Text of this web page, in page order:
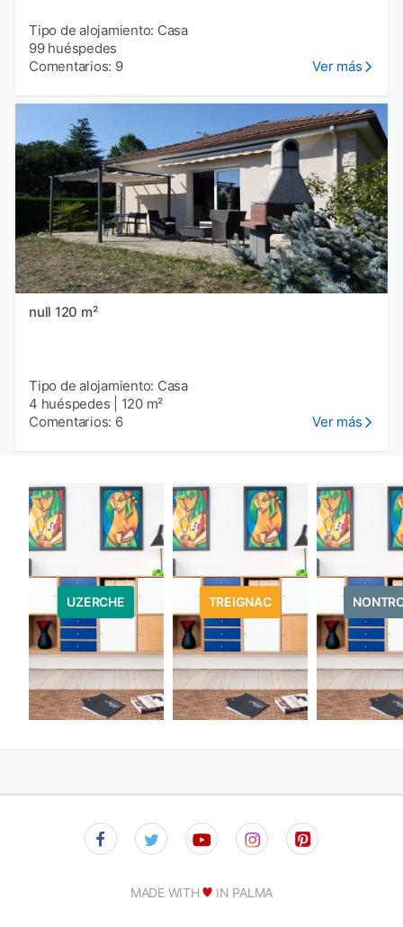
Tipo de alojamiento: Casa
99 huéspedes
Comentarios: 9
Ver más
null 120 m²
Tipo de alojamiento: Casa
4 huéspedes
120 m²
Comentarios: 6
Ver más
UZERCHE TREIGNAC
MADE WITH IN PALMA